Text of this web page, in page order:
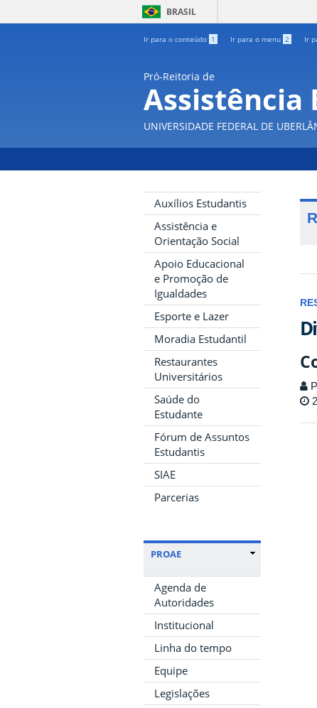
BRASIL
Ir para o conteúdo 1 Ir para o menu 2 Ir
Pró-Reitoria de
Assistência
UNIVERSIDADE FEDERAL DE
Auxílios Estudantis
Assistência e
Orientação Social
Apoio Educacional
e Promoção de
Igualdades
Esporte e Lazer
Moradia Estudantil
Restaurantes
Universitários
Saúde do
Estudante
Fórum de Assuntos
Estudantis
SIAE
Parcerias
PROAE
Agenda de
Autoridades
Institucional
Linha do tempo
Equipe
Legislações